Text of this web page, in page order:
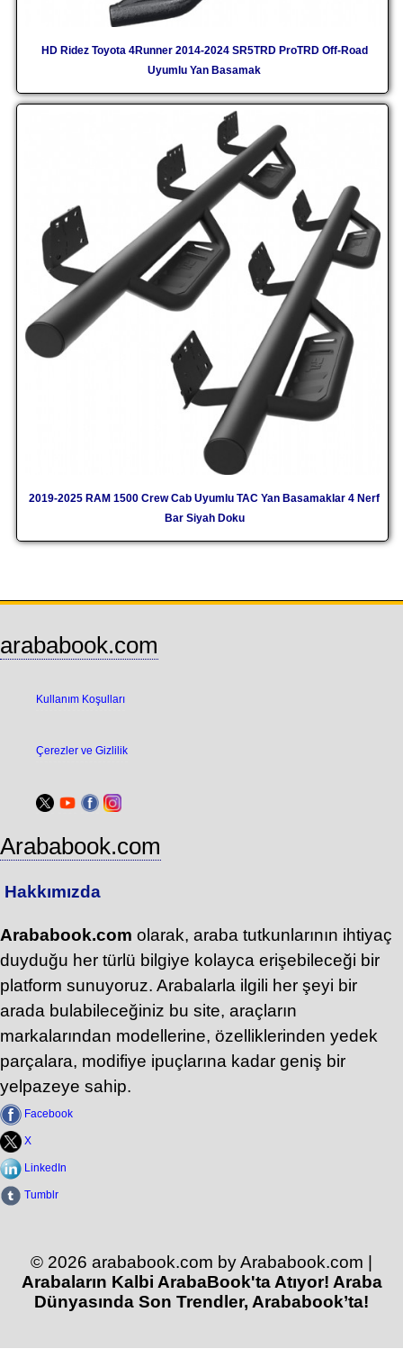
HD Ridez Toyota 4Runner 2014-2024 SR5TRD ProTRD Off-Road
Uyumlu Yan Basamak
2019-2025 RAM 1500 Crew Cab Uyumlu TAC Yan Basamaklar 4 Nerf
Bar Siyah Doku
arababook.com
Kullanım Koşulları
Çerezler ve Gizlilik
Arababook.com
Hakkımızda
Arababook.com olarak, araba tutkunlarının ihtiyaç
duyduğu her türlü bilgiye kolayca erişebileceği bir
platform sunuyoruz. Arabalarla ilgili her şeyi bir
arada bulabileceğiniz bu site, araçların
markalarından modellerine, özelliklerinden yedek
parçalara, modifiye ipuçlarına kadar geniş bir
yelpazeye sahip.
Facebook
X
LinkedIn
Tumblr
© 2026 arababook.com by Arababook.com |
Arabaların Kalbi ArabaBook'ta Atıyor! Araba
Dünyasında Son Trendler, Arababook’ta!